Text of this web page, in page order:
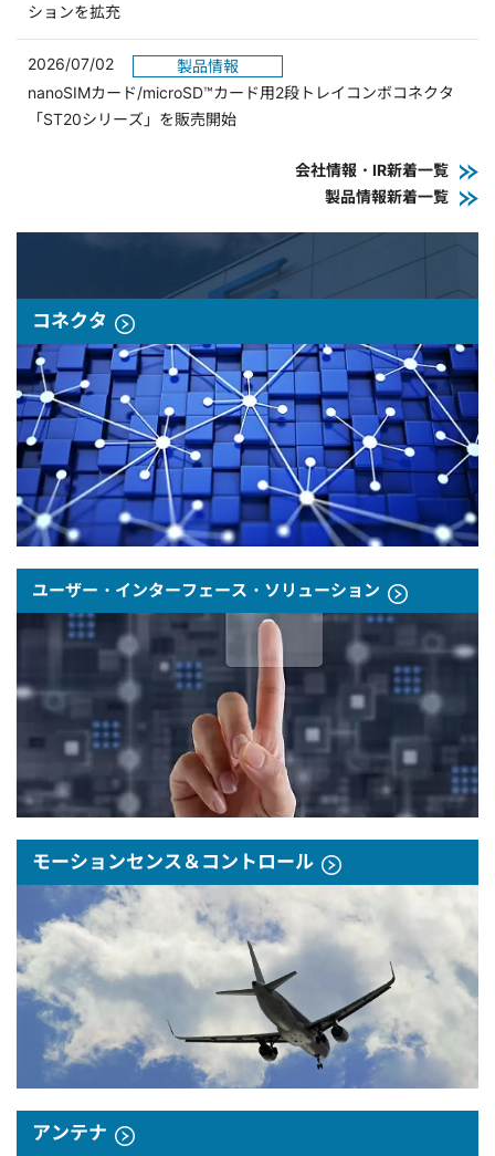
ションを拡充
2026/07/02
製品情報
nanoSIMカード/microSD™カード用2段トレイコンボコネクタ
「ST20シリーズ」を販売開始
会社情報・IR新着一覧
製品情報新着一覧
コネクタ
ユーザー・インターフェース・ソリューション
モーションセンス＆コントロール
アンテナ